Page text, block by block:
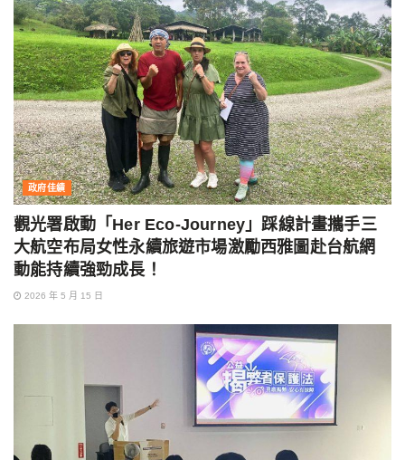
政府佳績
觀光署啟動「Her Eco-Journey」踩線計畫攜手三
大航空布局女性永續旅遊市場激勵西雅圖赴台航網
動能持續強勁成長！
2026 年 5 月 15 日